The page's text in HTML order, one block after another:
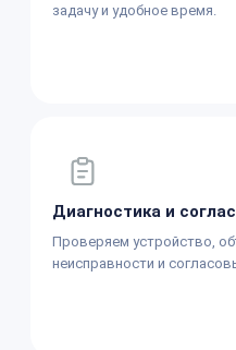
задачу и удобное время.
Диагностика и
Проверяем устройство,
неисправности и